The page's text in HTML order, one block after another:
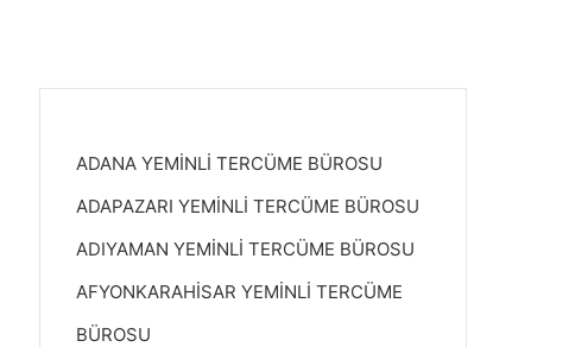
ADANA YEMİNLİ TERCÜME BÜROSU
ADAPAZARI YEMİNLİ TERCÜME BÜROSU
ADIYAMAN YEMİNLİ TERCÜME BÜROSU
AFYONKARAHİSAR YEMİNLİ TERCÜME
BÜROSU